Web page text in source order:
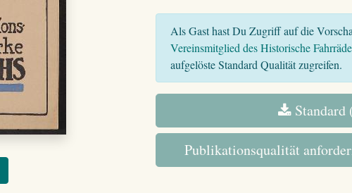
Als Gast hast Du Zugriff auf die
Vereinsmitglied des Historische
aufgelöste Standard Qualität zugreifen.
Publikationsqualität